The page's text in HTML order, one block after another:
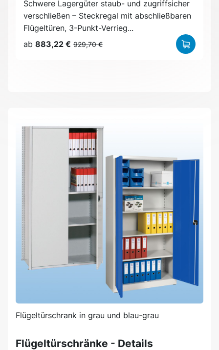
Schwere Lagergüter staub- und zugriffsicher
verschließen – Steckregal mit abschließbaren
Flügeltüren, 3-Punkt-Verrieg...
ab 883,22 € 929,70 €
Flügeltürschrank in grau und blau-grau
Flügeltürschränke - Details